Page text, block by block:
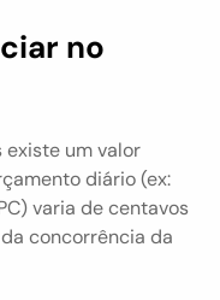
no
existe um valor
diário (ex:
varia de centavos
concorrência da